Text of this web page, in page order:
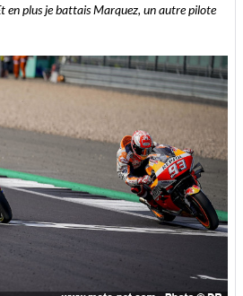
en plus je battais Marquez, un autre pilote